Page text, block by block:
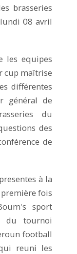
brasseries
08 avril
les equipes
cup maîtrise
différentes
général de
du
des
de
à la
fois
sport
du tournoi
football
reuni les